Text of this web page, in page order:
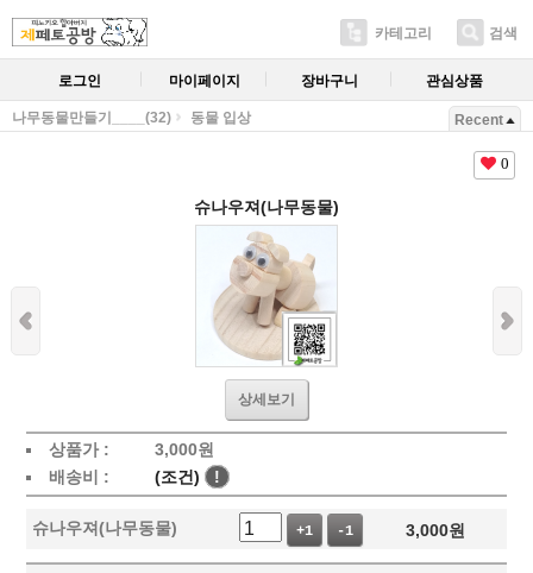
카테고리 검색
로그인 마이페이지 장바구니 관심상품
나무동물만들기____(32) 동물 입상 Recent
0
슈나우져(나무동물)
상세보기
상품가 : 3,000원
배송비 :
(조건) !
슈나우져(나무동물) +1 -1 3,000원